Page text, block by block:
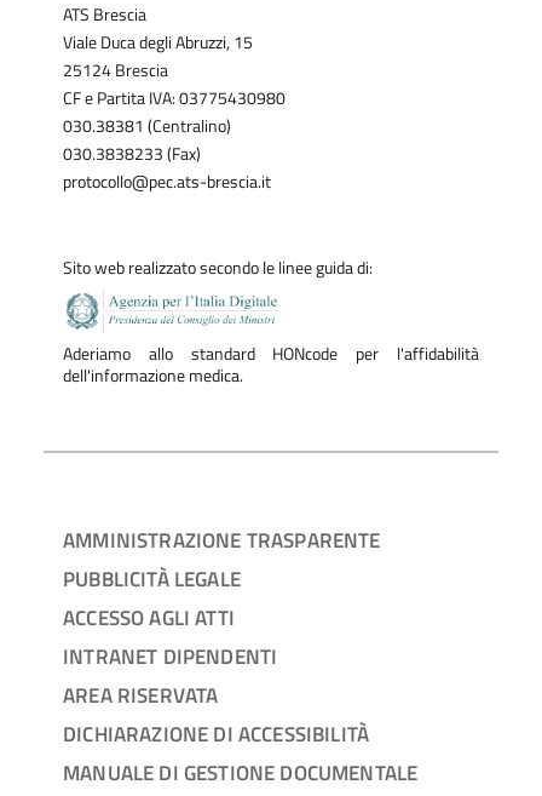
ATS Brescia
Viale Duca degli Abruzzi, 15
25124 Brescia
CF e Partita IVA: 03775430980
030.38381 (Centralino)
030.3838233 (Fax)
protocollo@pec.ats-brescia.it
Sito web realizzato secondo le linee guida di:
Aderiamo allo standard HONcode per l'affidabilità
dell'informazione medica.
AMMINISTRAZIONE TRASPARENTE
PUBBLICITÀ LEGALE
ACCESSO AGLI ATTI
INTRANET DIPENDENTI
AREA RISERVATA
DICHIARAZIONE DI ACCESSIBILITÀ
MANUALE DI GESTIONE DOCUMENTALE